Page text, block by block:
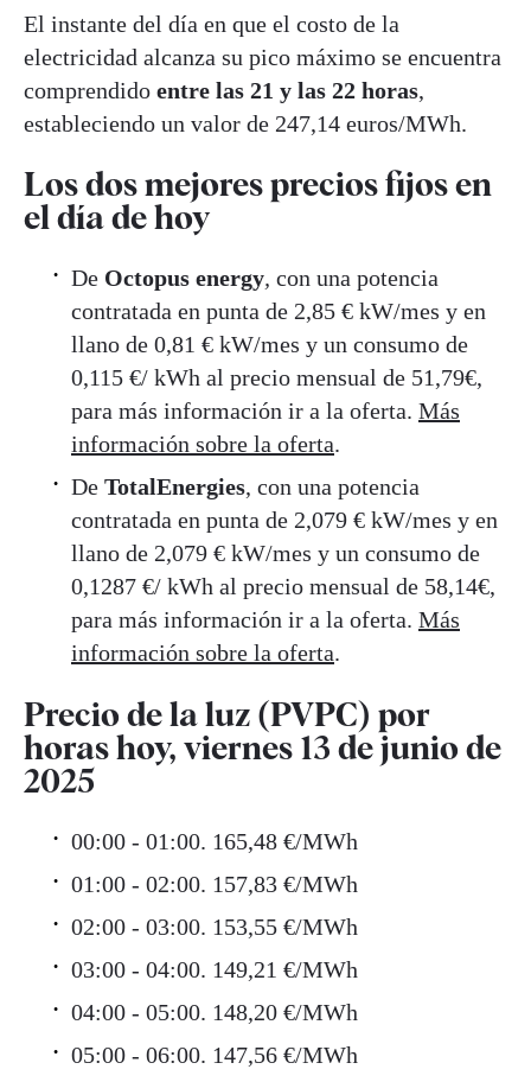
El instante del día en que el costo de la
electricidad alcanza su pico máximo se encuentra
comprendido entre las 21 y las 22 horas,
estableciendo un valor de 247,14 euros/MWh.
Los dos mejores precios fijos en
el día de hoy
De Octopus energy, con una potencia
contratada en punta de 2,85 € kW/mes y en
llano de 0,81 € kW/mes y un consumo de
0,115 €/ kWh al precio mensual de 51,79€,
para más información ir a la oferta. Más
información sobre la oferta.
De TotalEnergies, con una potencia
contratada en punta de 2,079 € kW/mes y en
llano de 2,079 € kW/mes y un consumo de
0,1287 €/ kWh al precio mensual de 58,14€,
para más información ir a la oferta. Más
información sobre la oferta.
Precio de la luz (PVPC) por
horas hoy, viernes 13 de junio de
2025
00:00 - 01:00. 165,48 €/MWh
01:00 - 02:00. 157,83 €/MWh
02:00 - 03:00. 153,55 €/MWh
03:00 - 04:00. 149,21 €/MWh
04:00 - 05:00. 148,20 €/MWh
05:00 - 06:00. 147,56 €/MWh